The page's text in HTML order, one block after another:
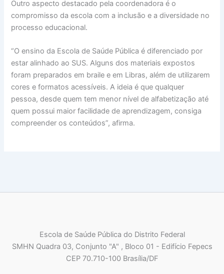
Outro aspecto destacado pela coordenadora é o
compromisso da escola com a inclusão e a diversidade no
processo educacional.
“O ensino da Escola de Saúde Pública é diferenciado por
estar alinhado ao SUS. Alguns dos materiais expostos
foram preparados em braile e em Libras, além de utilizarem
cores e formatos acessíveis. A ideia é que qualquer
pessoa, desde quem tem menor nível de alfabetização até
quem possui maior facilidade de aprendizagem, consiga
compreender os conteúdos”, afirma.
Escola de Saúde Pública do Distrito Federal
SMHN Quadra 03, Conjunto "A" , Bloco 01 - Edifício Fepecs
CEP 70.710-100 Brasília/DF